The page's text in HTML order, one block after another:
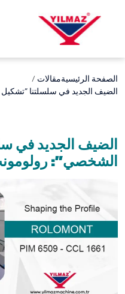
الصفحة الرئيسيةمقالات
الضيف الجديد في سلسلتنا
الضيف الجديد في
الشخصي”: